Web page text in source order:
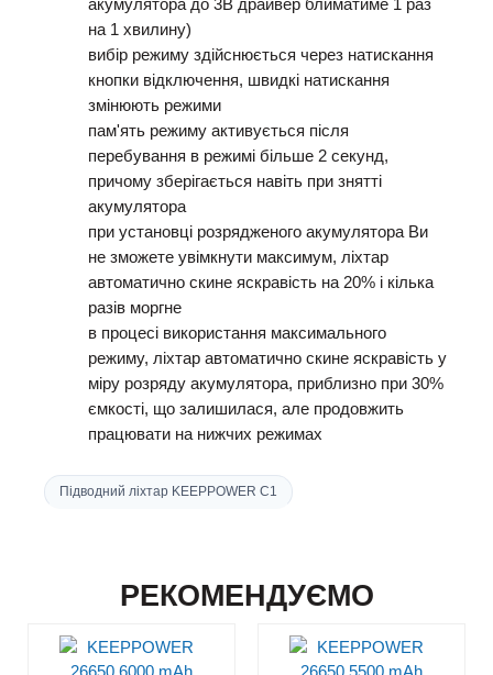
акумулятора до 3В драйвер блиматиме 1 раз
на 1 хвилину)
вибір режиму здійснюється через натискання
кнопки відключення, швидкі натискання
змінюють режими
пам'ять режиму активується після
перебування в режимі більше 2 секунд,
причому зберігається навіть при знятті
акумулятора
при установці розрядженого акумулятора Ви
не зможете увімкнути максимум, ліхтар
автоматично скине яскравість на 20% і кілька
разів моргне
в процесі використання максимального
режиму, ліхтар автоматично скине яскравість у
міру розряду акумулятора, приблизно при 30%
ємкості, що залишилася, але продовжить
працювати на нижчих режимах
Підводний ліхтар KEEPPOWER C1
РЕКОМЕНДУЄМО